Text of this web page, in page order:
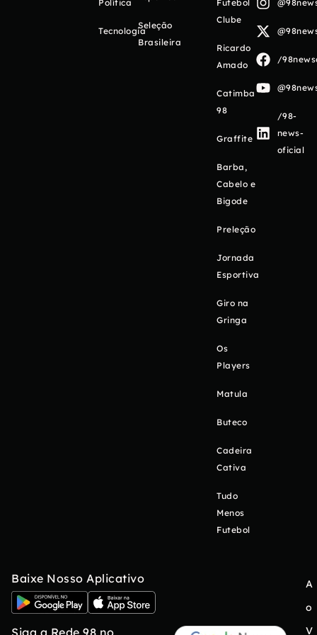
Política
Tecnologia
Seleção
Brasileira
Futebol
Clube
Ricardo
Amado
Catimba
98
Graffite
Barba,
Cabelo e
Bigode
Preleção
Jornada
Esportiva
Giro na
Gringa
Os
Players
Matula
Buteco
Cadeira
Cativa
Tudo
Menos
Futebol
/
/98-
news-
oficial
Baixe Nosso Aplicativo
A
o
V